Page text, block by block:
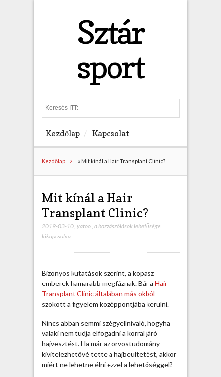
Sztár
sport
e
h
Kezdőlap Kapcsolat
Kezdőlap » Mit kínál a Hair Transplant Clinic?
Mit kínál a Hair
Transplant Clinic?
2019-03-10, yatoo, M
n
á
l
a
a
T
a hozzászólások lehetősége
kikapcsolva
Bizonyos kutatások szerint, a kopasz
emberek hamarabb megfáznak. Bár a Hair
Transplant Clinic általában más okból
szokott a figyelem középpontjába kerülni.
Nincs abban semmi szégyellnivaló, hogyha
valaki nem tudja elfogadni a korral járó
hajvesztést. Ha már az orvostudomány
kivitelezhetővé tette a hajbeültetést, akkor
miért ne lehetne élni ezzel a lehetőséggel?